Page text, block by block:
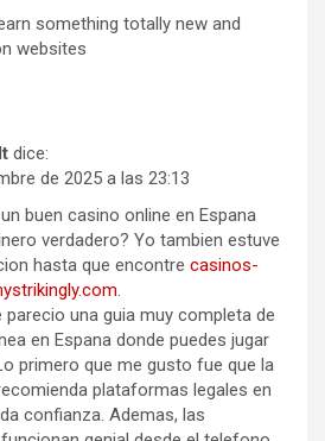
something totally new and
websites
dice:
de 2025 a las 23:13
buen casino online en Espana
verdadero? Yo tambien estuve
hasta que encontre casinos-
.
una guia muy completa de
en Espana donde puedes jugar
primero que me gusto fue que la
plataformas legales en
confianza. Ademas, las